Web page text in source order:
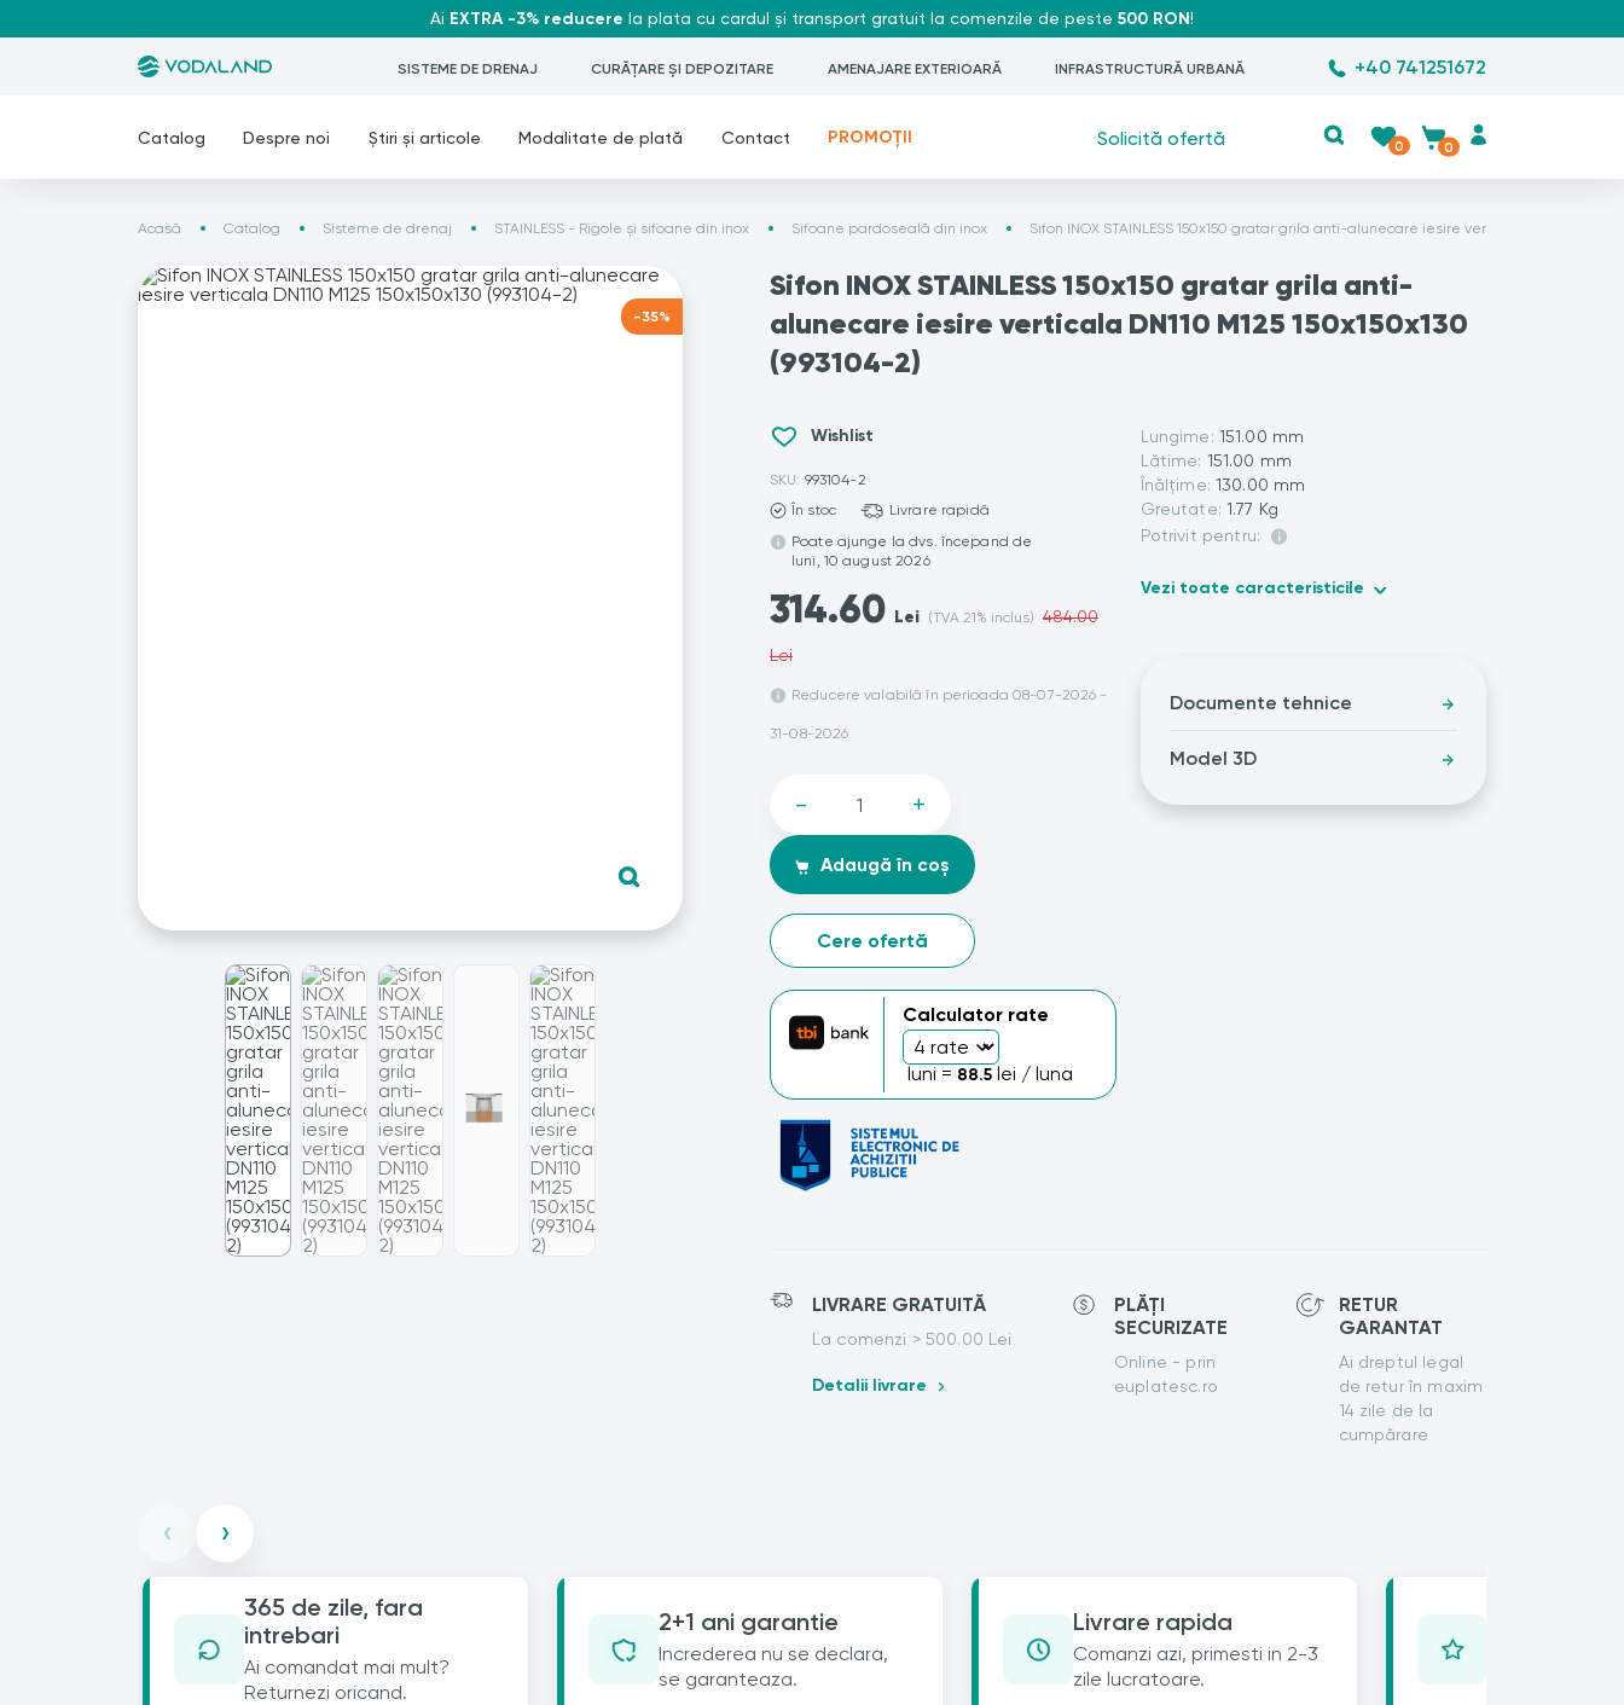
Ai EXTRA -3% reducere la plata cu cardul și transport gratuit la comenzile de peste 500 RON!
SISTEME DE DRENAJ CURĂȚARE ȘI DEPOZITARE AMENAJARE EXTERIOARĂ INFRASTRUCTURĂ URBANĂ +40 741251672
Catalog Despre noi Știri și articole Modalitate de plată Contact PROMOȚII Solicită ofertă 0 0
Acasă Catalog Sisteme de drenaj STAINLESS - Rigole și sifoane din inox Sifoane pardoseală din inox Sifon INOX STAINLESS 150x150 gratar grila anti-alunecare iesire verticala DN110 M125
-35%
Sifon INOX STAINLESS 150x150 gratar grila anti-
alunecare iesire verticala DN110 M125 150x150x130
(993104-2)
Wishlist
SKU: 993104-2
În stoc
Livrare rapidă
Poate ajunge la dvs. începand de
luni, 10 august 2026
314.60 Lei (TVA 21% inclus) 484.00
Lei
Reducere valabilă în perioada 08-07-2026 -
31-08-2026
- +
Adaugă în coș
Cere ofertă
Calculator rate
luni = 88.5lei / luna
Lungime: 151.00 mm
Lătime: 151.00 mm
Înălțime: 130.00 mm
Greutate: 1.77 Kg
Potrivit pentru:
Vezi toate caracteristicile
Documente tehnice
Model 3D
LIVRARE GRATUITĂ
La comenzi > 500.00 Lei
Detalii livrare
PLĂȚI
SECURIZATE
Online - prin
euplatesc.ro
RETUR
GARANTAT
Ai dreptul legal
de retur în maxim
14 zile de la
cumpărare
‹ ›
365 de zile, fara
intrebari
Ai comandat mai mult?
Returnezi oricand.
2+1 ani garantie
Increderea nu se declara,
se garanteaza.
Livrare rapida
Comanzi azi, primesti in 2-3
zile lucratoare.